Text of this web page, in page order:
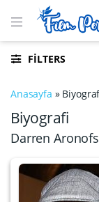
FILTERS
Anasayfa »
Biyografi
Darren